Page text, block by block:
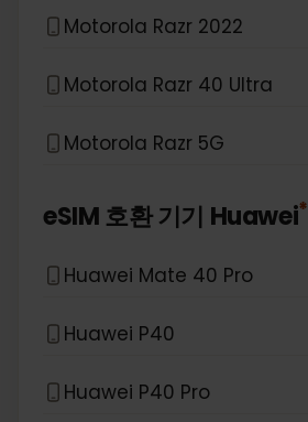
Motorola Razr 2022
Motorola Razr 40 Ultra
Motorola Razr 5G
eSIM 호환 기기 Huawei*
Huawei Mate 40 Pro
Huawei P40
Huawei P40 Pro